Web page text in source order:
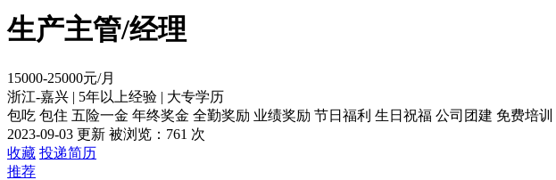
生产主管/经理
15000-25000元/月
浙江-嘉兴 | 5年以上经验 | 大专学历
包吃 包住 五险一金 年终奖金 全勤奖励 业绩奖励 节日福利 生日祝福 公司团建 免费培训
2023-09-03 更新 被浏览： 761 次
收藏 投递简历
推荐